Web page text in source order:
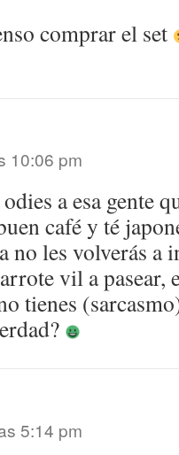
comprar el set
10:06 pm
a esa gente
café y té
no les volverás a
vil a pasear,
tienes
5:14 pm